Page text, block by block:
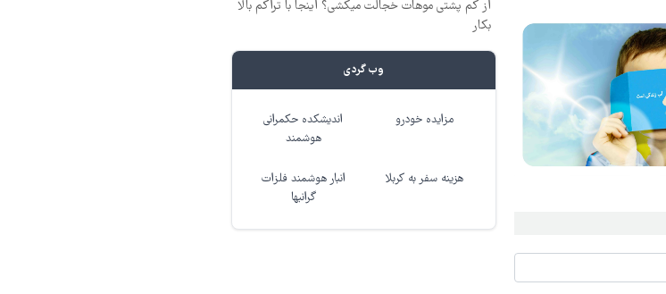
از کم پشتی موهات خجالت میکشی؟ اینجا با تراکم بالا
بکار
وب گردی
مزایده خودرو
اندیشکده حکمرانی
هوشمند
هزینه سفر به کربلا
انبار هوشمند فلزات
گرانبها